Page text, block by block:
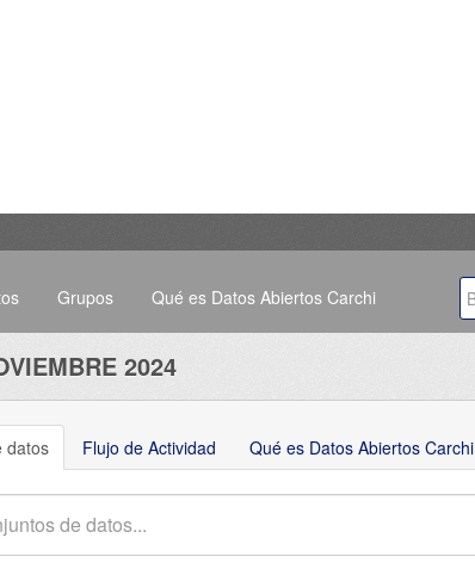
Grupos Qué es Datos Abiertos Carchi
2024
datos Flujo de Actividad Qué es Datos Abiertos Carchi